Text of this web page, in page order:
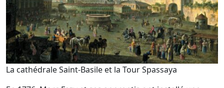
La cathédrale Saint-Basile et la Tour Spassaya